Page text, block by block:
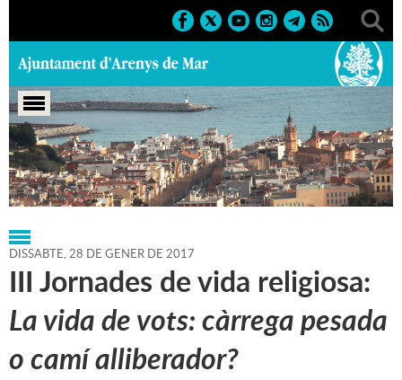
Portada > Regidories > Alcaldia > Agenda > 28-01-2017
DISSABTE,28 DE GENER DE 2017
III Jornades de vida religiosa:
La vida de vots: càrrega pesada
o camí alliberador?